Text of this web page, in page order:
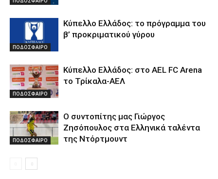
ΠΟΔΟΣΦΑΙΡΟ
Κύπελλο Ελλάδος: το πρόγραμμα του
β’ προκριματικού γύρου
ΠΟΔΟΣΦΑΙΡΟ
Κύπελλο Ελλάδος: στο AEL FC Arena
το Τρίκαλα-ΑΕΛ
ΠΟΔΟΣΦΑΙΡΟ
Ο συντοπίτης μας Γιώργος
Ζησόπουλος στα Ελληνικά ταλέντα
της Ντόρτμουντ